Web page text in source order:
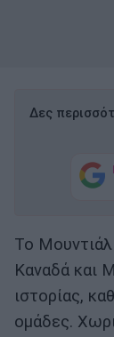
Δες
Το
Καναδά και
ιστορίας,
ομάδες.